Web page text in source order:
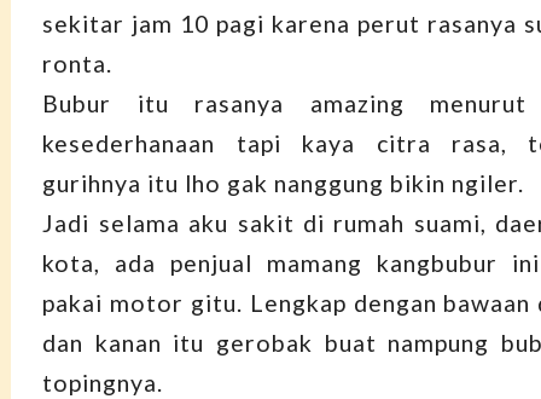
sekitar jam 10 pagi karena perut rasanya
ronta.
Bubur itu rasanya amazing menurut
kesederhanaan tapi kaya citra rasa,
gurihnya itu lho gak nanggung bikin ngiler.
Jadi selama aku sakit di rumah suami,
kota, ada penjual mamang kangbubur
pakai motor gitu. Lengkap dengan
dan kanan itu gerobak buat nampung
topingnya.